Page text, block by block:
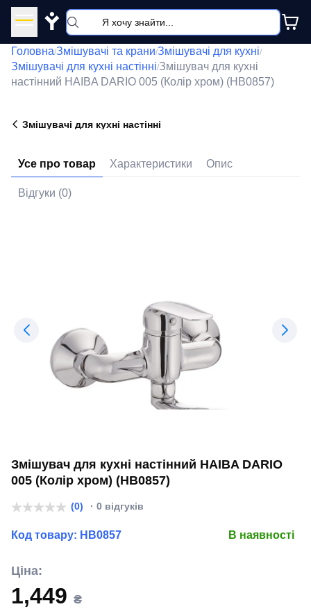
Y
Головна/Змішувачі та крани/Змішувачі для кухні/
Змішувачі для кухні настінні/Змішувач для кухні
настінний HAIBA DARIO 005 (Колір хром) (HB0857)
Змішувачі для кухні настінні
Усе про товар Характеристики Опис
Відгуки (0)
Змішувач для кухні настінний HAIBA DARIO
005 (Колір хром) (HB0857)
(0) · 0 відгуків
Код товару: HB0857 В наявності
Ціна:
1,449 ₴